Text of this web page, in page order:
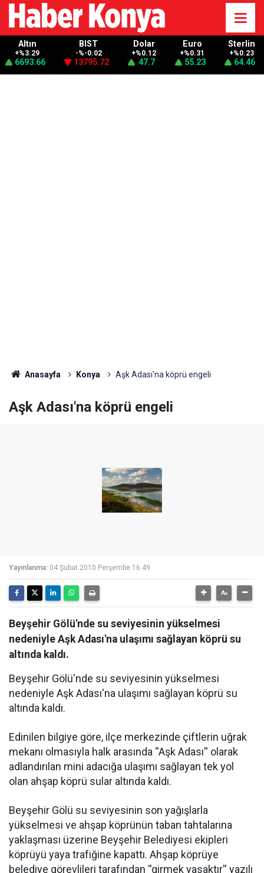
Altın
+%3.29
6693.66
BIST
-%-0.02
13795.72
Dolar
+%0.12
47.7
Euro
+%0.31
55.23
Sterlin
+%0.23
64.46
Anasayfa Konya Aşk Adası'na köprü engeli
Aşk Adası'na köprü engeli
Yayınlanma: 04 Şubat 2010 Perşembe 16:49
Beyşehir Gölü'nde su seviyesinin yükselmesi
nedeniyle Aşk Adası'na ulaşımı sağlayan köprü su
altında kaldı.
Beyşehir Gölü'nde su seviyesinin yükselmesi
nedeniyle Aşk Adası'na ulaşımı sağlayan köprü su
altında kaldı.
Edinilen bilgiye göre, ilçe merkezinde çiftlerin uğrak
mekanı olmasıyla halk arasında ''Aşk Adası'' olarak
adlandırılan mini adacığa ulaşımı sağlayan tek yol
olan ahşap köprü sular altında kaldı.
Beyşehir Gölü su seviyesinin son yağışlarla
yükselmesi ve ahşap köprünün taban tahtalarına
yaklaşması üzerine Beyşehir Belediyesi ekipleri
köprüyü yaya trafiğine kapattı. Ahşap köprüye
belediye görevlileri tarafından ''girmek yasaktır'' yazılı